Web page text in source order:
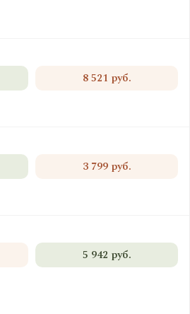
8 521 руб.
3 799 руб.
5 942 руб.